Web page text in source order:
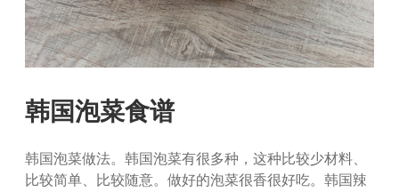
韩国泡菜食谱
韩国泡菜做法。韩国泡菜有很多种，这种比较少材料、
比较简单、比较随意。做好的泡菜很香很好吃。韩国辣